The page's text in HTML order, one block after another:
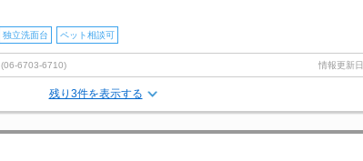
独立洗面台 ペット相談可
(06-6703-6710) 情報更新日
残り3件を表示する